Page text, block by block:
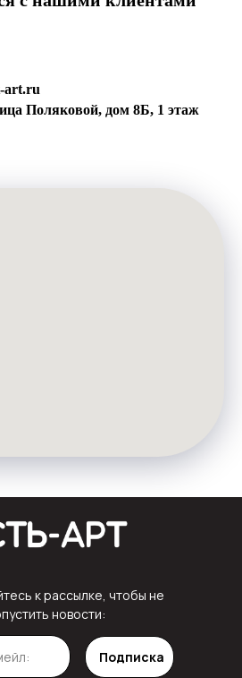
art.ru
Поляковой, дом 8Б, 1 этаж
к рассылке, чтобы не
новости:
Подписка